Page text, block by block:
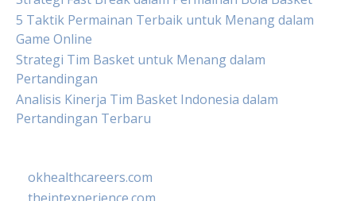
5 Taktik Permainan Terbaik untuk Menang dalam
Game Online
Strategi Tim Basket untuk Menang dalam
Pertandingan
Analisis Kinerja Tim Basket Indonesia dalam
Pertandingan Terbaru
okhealthcareers.com